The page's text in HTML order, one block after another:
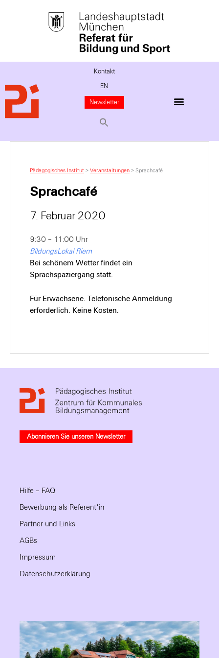
Kontakt
EN
Newsletter
Pädagogisches Institut > Veranstaltungen > Sprachcafé
Sprachcafé
7. Februar 2020
9:30 – 11:00 Uhr
BildungsLokal Riem
Bei schönem Wetter findet ein
Sprachspaziergang statt.
Für Erwachsene. Telefonische Anmeldung
erforderlich. Keine Kosten.
Abonnieren Sie unseren Newsletter
Hilfe – FAQ
Bewerbung als Referent*in
Partner und Links
AGBs
Impressum
Datenschutzerklärung